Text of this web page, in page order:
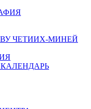
ЧЕТИИХ-МИНЕЙ